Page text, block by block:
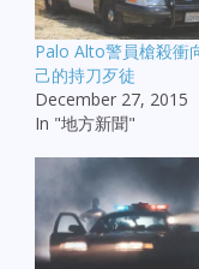
Palo Alto警員槍殺衝
己的持刀歹徒
December 27, 2015
In "地方新聞"